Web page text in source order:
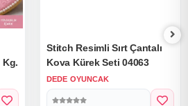
Kg.
Stitch Resimli Sırt Çantalı
Kova Kürek Seti 04063
DEDE OYUNCAK